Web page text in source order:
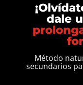
dale
Método
secundarios